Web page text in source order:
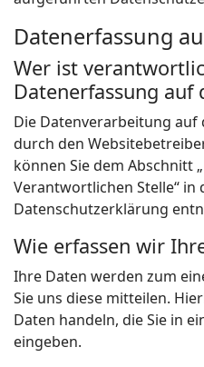
Datenerfassung
Wer ist
Datenerfassung auf
Die Datenverarbeitung
durch den
können Sie dem Abschnitt
Verantwortlichen Stelle“ in
Datenschutzerklärung
Wie erfassen wir
Ihre Daten werden zum
Sie uns diese mitteilen.
Daten handeln, die Sie in
eingeben.